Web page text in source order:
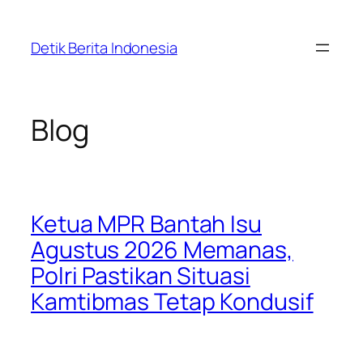
content
Detik Berita Indonesia
Blog
Ketua MPR Bantah Isu
Agustus 2026 Memanas,
Polri Pastikan Situasi
Kamtibmas Tetap Kondusif